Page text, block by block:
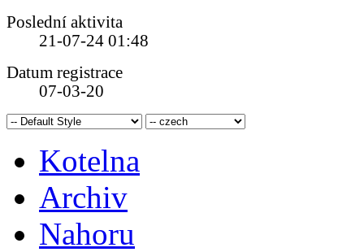
Poslední aktivita
21-07-24 01:48
Datum registrace
07-03-20
Kotelna
Archiv
Nahoru